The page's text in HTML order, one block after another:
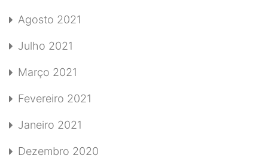
Agosto 2021
Julho 2021
Março 2021
Fevereiro 2021
Janeiro 2021
Dezembro 2020